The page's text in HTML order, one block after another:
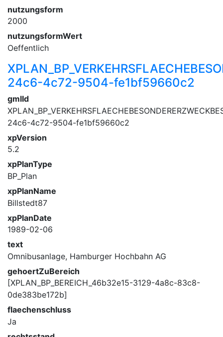
nutzungsform
2000
nutzungsformWert
Oeffentlich
24c6-4c72-9504-fe1bf59660c2
gmlId
24c6-4c72-9504-fe1bf59660c2
xpVersion
5.2
xpPlanType
BP_Plan
xpPlanName
Billstedt87
xpPlanDate
1989-02-06
text
Omnibusanlage, Hamburger Hochbahn AG
gehoertZuBereich
[XPLAN_BP_BEREICH_46b32e15-3129-4a8c-83c8-
0de383be172b]
flaechenschluss
Ja